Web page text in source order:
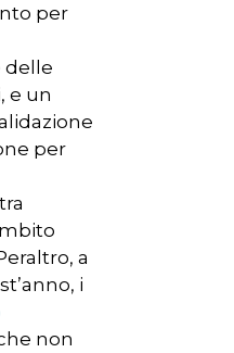
per
delle
e un
per
a
i
non